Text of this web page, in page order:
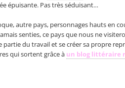
épuisante. Pas très séduisant…
autre pays, personnages hauts en
senties, ce pays que nous ne
du travail et se créer sa propre
qui sortent grâce à un blog littéraire